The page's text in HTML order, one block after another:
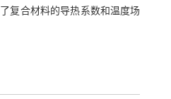
复合材料的导热系数和温度场